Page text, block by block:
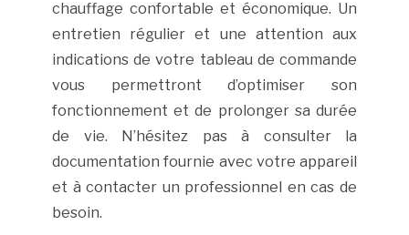
chauffage confortable et économique. Un
entretien régulier et une attention aux
indications de votre tableau de commande
vous permettront d’optimiser son
fonctionnement et de prolonger sa durée
de vie. N’hésitez pas à consulter la
documentation fournie avec votre appareil
et à contacter un professionnel en cas de
besoin.